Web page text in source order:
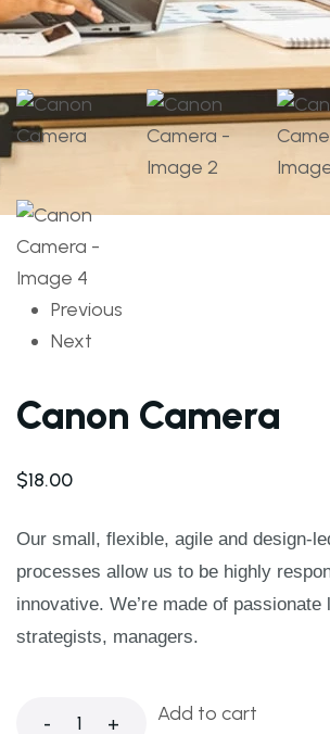
Previous
Next
Canon Camera
$18.00
Our small, flexible, agile and design-
processes allow us to be highly
innovative. We’re made of passionate
strategists, managers.
- + Add to cart